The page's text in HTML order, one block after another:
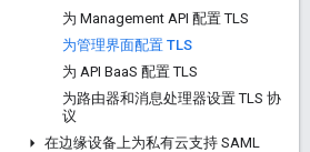
为 Management API 配置 TLS
为管理界面配置 TLS
为 API BaaS 配置 TLS
为路由器和消息处理器设置 TLS 协
议
在边缘设备上为私有云支持 SAML